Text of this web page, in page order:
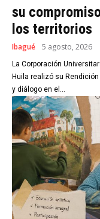
su
los territorios
Ibagué 5 agosto, 2026
La Corporación
Huila realizó su
y diálogo en el...